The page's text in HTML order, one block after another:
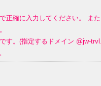
正確に入力してください。 ま
す。(指定するドメイン @jw-